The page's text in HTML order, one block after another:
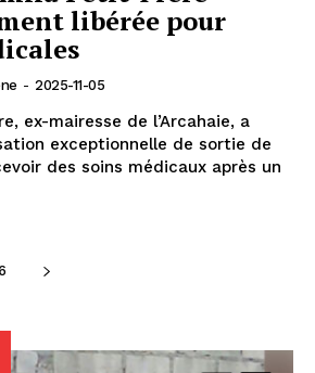
libérée pour
- 2025-11-05
ex-mairesse de l’Arcahaie, a
exceptionnelle de sortie de
des soins médicaux après un